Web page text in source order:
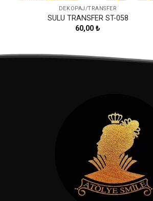
DEKOPAJ/TRANSFER
SULU TRANSFER ST-058
60,00₺